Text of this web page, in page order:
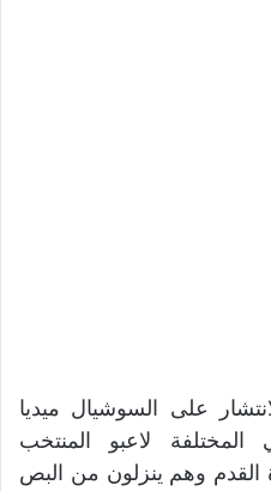
على السوشيال ميديا
المختلفة لاعبو المنتخب
القدم وهم ينزلون من البص